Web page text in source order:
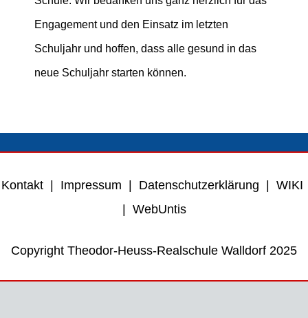
Engagement und den Einsatz im letzten
Schuljahr und hoffen, dass alle gesund in das
neue Schuljahr starten können.
Kontakt Impressum Datenschutzerklärung
WIKI
WebUntis
Copyright Theodor-Heuss-Realschule Walldorf 2025